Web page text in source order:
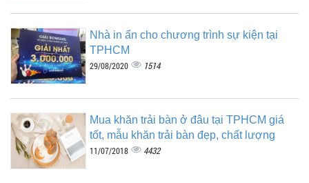
Nhà in ấn cho chương trình sự kiện tại
TPHCM
29/08/2020 1514
Mua khăn trải bàn ở đâu tại TPHCM giá
tốt, mẫu khăn trải bàn đẹp, chất lượng
11/07/2018 4432